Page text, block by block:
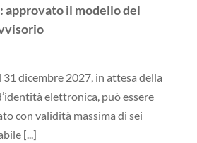
approvato il modello del
31 dicembre 2027, in attesa della
elettronica, può essere
con validità massima di sei
[...]